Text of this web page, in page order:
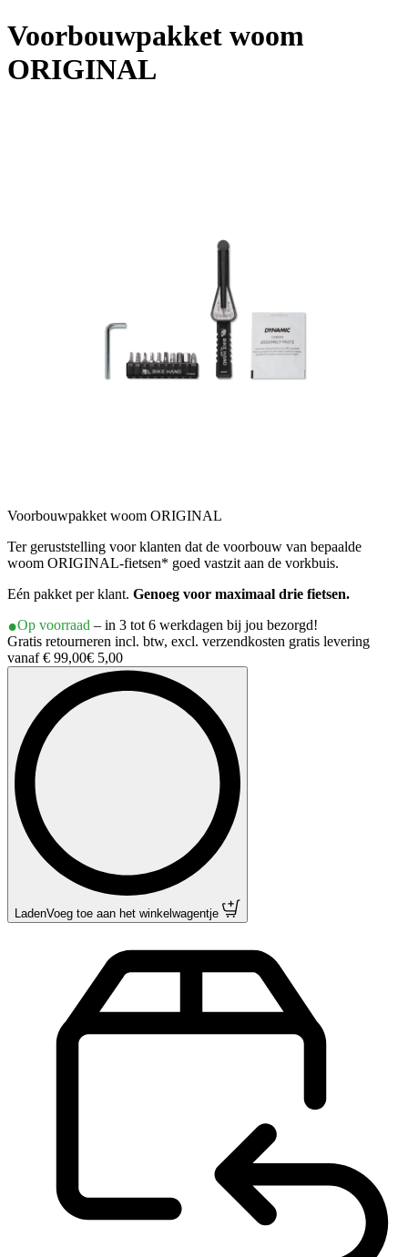
Voorbouwpakket woom
ORIGINAL
Voorbouwpakket woom ORIGINAL
Ter geruststelling voor klanten dat de voorbouw van bepaalde
woom ORIGINAL-fietsen* goed vastzit aan de vorkbuis.
Eén pakket per klant. Genoeg voor maximaal drie fietsen.
Op voorraad – in 3 tot 6 werkdagen bij jou bezorgd!
Gratis retourneren incl. btw, excl. verzendkosten gratis levering
vanaf € 99,00€ 5,00
Laden Voeg toe aan het winkelwagentje